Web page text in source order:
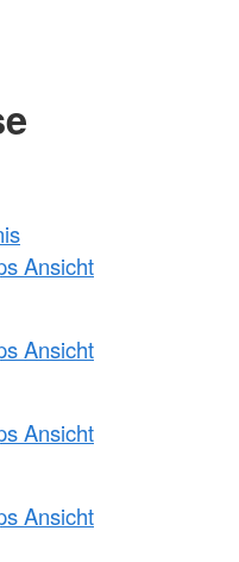
Ansicht
Ansicht
Ansicht
Ansicht